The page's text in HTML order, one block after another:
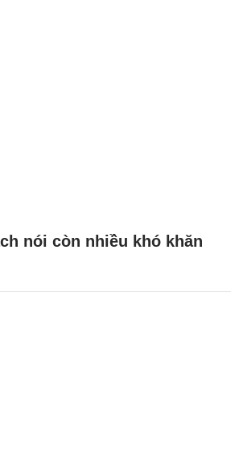
nói còn nhiều khó khăn